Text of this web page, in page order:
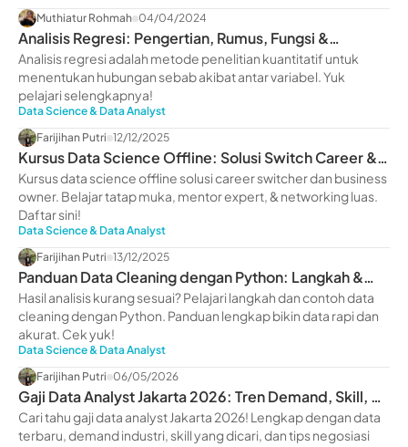
Muthiatur Rohmah 04/04/2024
Analisis Regresi: Pengertian, Rumus, Fungsi &
Manfaatnya
Analisis regresi adalah metode penelitian kuantitatif untuk
menentukan hubungan sebab akibat antar variabel. Yuk
pelajari selengkapnya!
Data Science & Data Analyst
Farijihan Putri 12/12/2025
Kursus Data Science Offline: Solusi Switch Career &
Scale Up Bisnis
Kursus data science offline solusi career switcher dan business
owner. Belajar tatap muka, mentor expert, & networking luas.
Daftar sini!
Data Science & Data Analyst
Farijihan Putri 13/12/2025
Panduan Data Cleaning dengan Python: Langkah &
Contohnya
Hasil analisis kurang sesuai? Pelajari langkah dan contoh data
cleaning dengan Python. Panduan lengkap bikin data rapi dan
akurat. Cek yuk!
Data Science & Data Analyst
Farijihan Putri 06/05/2026
Gaji Data Analyst Jakarta 2026: Tren Demand, Skill, &
Prospek Karier
Cari tahu gaji data analyst Jakarta 2026! Lengkap dengan data
terbaru, demand industri, skill yang dicari, dan tips negosiasi